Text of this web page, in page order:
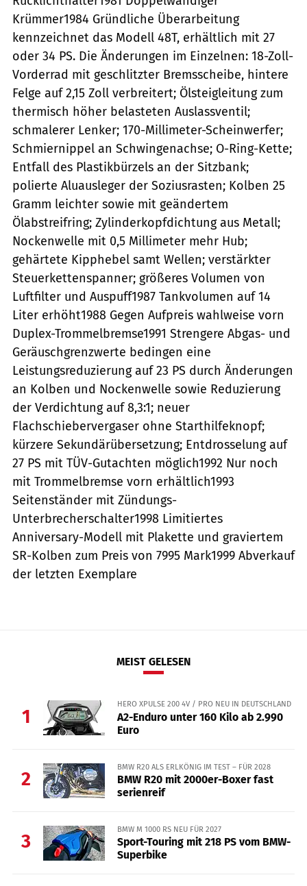
Krümmer1984 Gründliche Überarbeitung
kennzeichnet das Modell 48T, erhältlich mit 27
oder 34 PS. Die Änderungen im Einzelnen: 18-Zoll-
Vorderrad mit geschlitzter Bremsscheibe, hintere
Felge auf 2,15 Zoll verbreitert; Ölsteigleitung zum
thermisch höher belasteten Auslassventil;
schmalerer Lenker; 170-Millimeter-Scheinwerfer;
Schmiernippel an Schwingenachse; O-Ring-Kette;
Entfall des Plastikbürzels an der Sitzbank;
polierte Aluausleger der Soziusrasten; Kolben 25
Gramm leichter sowie mit geändertem
Ölabstreifring; Zylinderkopfdichtung aus Metall;
Nockenwelle mit 0,5 Millimeter mehr Hub;
gehärtete Kipphebel samt Wellen; verstärkter
Steuerkettenspanner; größeres Volumen von
Luftfilter und Auspuff1987 Tankvolumen auf 14
Liter erhöht1988 Gegen Aufpreis wahlweise vorn
Duplex-Trommelbremse1991 Strengere Abgas- und
Geräuschgrenzwerte bedingen eine
Leistungsreduzierung auf 23 PS durch Änderungen
an Kolben und Nockenwelle sowie Reduzierung
der Verdichtung auf 8,3:1; neuer
Flachschiebervergaser ohne Starthilfeknopf;
kürzere Sekundärübersetzung; Entdrosselung auf
27 PS mit TÜV-Gutachten möglich1992 Nur noch
mit Trommelbremse vorn erhältlich1993
Seitenständer mit Zündungs-
Unterbrecherschalter1998 Limitiertes
Anniversary-Modell mit Plakette und graviertem
SR-Kolben zum Preis von 7995 Mark1999 Abverkauf
der letzten Exemplare
MEIST GELESEN
1
HERO XPULSE 200 4V / PRO NEU IN DEUTSCHLAND
A2-Enduro unter 160 Kilo ab 2.990
Euro
2
BMW R20 ALS ERLKÖNIG IM TEST – FÜR 2028
BMW R20 mit 2000er-Boxer fast
serienreif
3
BMW M 1000 RS NEU FÜR 2027
Sport-Touring mit 218 PS vom BMW-
Superbike